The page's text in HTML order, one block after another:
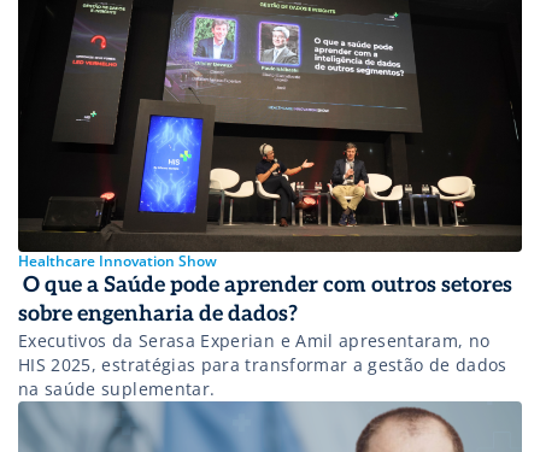
Healthcare Innovation Show
O que a Saúde pode aprender com outros setores
sobre engenharia de dados?
Executivos da Serasa Experian e Amil apresentaram, no
HIS 2025, estratégias para transformar a gestão de dados
na saúde suplementar.